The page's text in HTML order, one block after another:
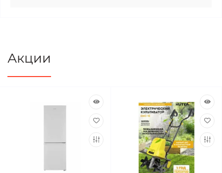
Акции